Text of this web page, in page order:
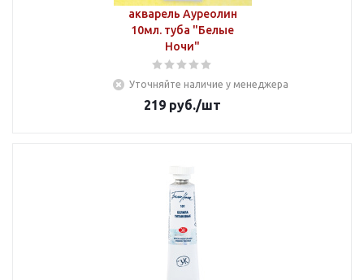
акварель Ауреолин
10мл. туба "Белые
Ночи"
Уточняйте наличие у менеджера
219 руб./шт